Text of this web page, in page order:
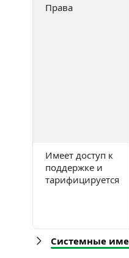
Права
Имеет доступ к
поддержке и
тарифицируется
Системные